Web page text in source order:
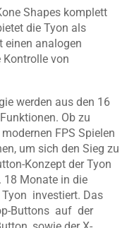
Shapes komplett
die Tyon als
einen analogen
Kontrolle von
werden aus den 16
Ob zu
FPS Spielen
um sich den Sieg zu
Konzept der Tyon
18 Monate in die
investiert. Das
Buttons auf der